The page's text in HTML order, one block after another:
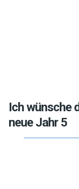
Ich wünsche
neue Jahr 5